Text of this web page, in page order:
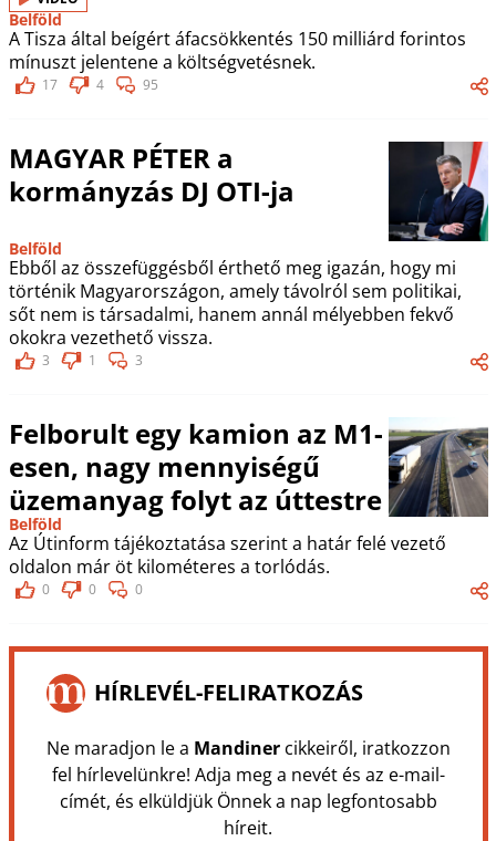
Belföld
A Tisza által beígért áfacsökkentés 150 milliárd forintos
mínuszt jelentene a költségvetésnek.
17 4 95
MAGYAR PÉTER a
kormányzás DJ OTI-ja
Belföld
Ebből az összefüggésből érthető meg igazán, hogy mi
történik Magyarországon, amely távolról sem politikai,
sőt nem is társadalmi, hanem annál mélyebben fekvő
okokra vezethető vissza.
3 1 3
Felborult egy kamion az M1-
esen, nagy mennyiségű
üzemanyag folyt az úttestre
Belföld
Az Útinform tájékoztatása szerint a határ felé vezető
oldalon már öt kilométeres a torlódás.
0 0 0
HÍRLEVÉL-FELIRATKOZÁS
Ne maradjon le a Mandinercikkeiről, iratkozzon
fel hírlevelünkre! Adja meg a nevét és az e-mail-
címét, és elküldjük Önnek a nap legfontosabb
híreit.